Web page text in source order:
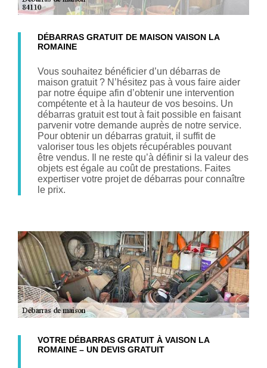
DÉBARRAS GRATUIT DE MAISON VAISON LA
ROMAINE
Vous souhaitez bénéficier d’un débarras de
maison gratuit ? N’hésitez pas à vous faire aider
par notre équipe afin d’obtenir une intervention
compétente et à la hauteur de vos besoins. Un
débarras gratuit est tout à fait possible en faisant
parvenir votre demande auprès de notre service.
Pour obtenir un débarras gratuit, il suffit de
valoriser tous les objets récupérables pouvant
être vendus. Il ne reste qu’à définir si la valeur des
objets est égale au coût de prestations. Faites
expertiser votre projet de débarras pour connaître
le prix.
VOTRE DÉBARRAS GRATUIT À VAISON LA
ROMAINE – UN DEVIS GRATUIT